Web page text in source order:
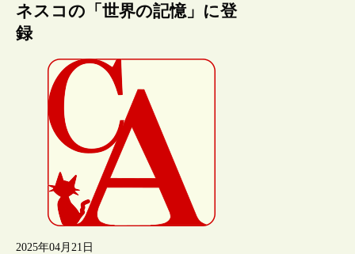
ネスコの「世界の記憶」に登
録
2025年04月21日